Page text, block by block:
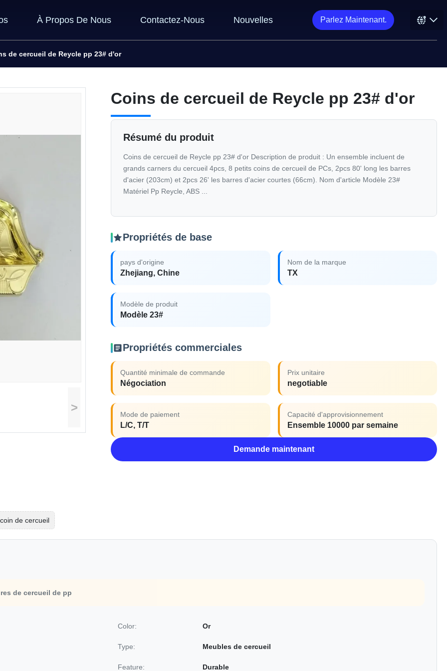
À Propos De Nous Contactez-Nous Nouvelles Parlez Maintenant.
de cercueil de Reycle pp 23# d'or
>
Coins de cercueil de Reycle pp 23# d'or
Résumé du produit
Coins de cercueil de Reycle pp 23# d'or Description de produit : Un ensemble incluent de
grands carners du cercueil 4pcs, 8 petits coins de cercueil de PCs, 2pcs 80' long les barres
d'acier (203cm) et 2pcs 26' les barres d'acier courtes (66cm). Nom d'article Modèle 23#
Matériel Pp Reycle, ABS ...
Propriétés de base
pays d'origine
Zhejiang, Chine
Nom de la marque
TX
Modèle de produit
Modèle 23#
Propriétés commerciales
Quantité minimale de commande
Négociation
Prix unitaire
negotiable
Mode de paiement
L/C, T/T
Capacité d'approvisionnement
Ensemble 10000 par semaine
Demande maintenant
coin de cercueil
de cercueil de pp
Color: Or
Type: Meubles de cercueil
Feature: Durable